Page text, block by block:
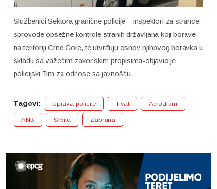
Službenici Sektora granične policije – inspektori za strance
sprovode opsežne kontrole stranih državljana koji borave
na teritoriji Crne Gore, te utvrđuju osnov njihovog boravka u
skladu sa važećim zakonskim propisima-objavio je
policijski Tim za odnose sa javnošću.
Tagovi: Uprava policije Tivat Aerodrom
ANB Srbija Zabrana